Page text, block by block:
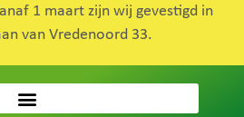
1 maart zijn wij gevestigd in
van Vredenoord 33.